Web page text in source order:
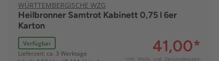
WÜRTTEMBERGISCHE WZG
Heilbronner Samtrot Kabinett 0,75 l 6er
Karton
Verfügbar
Lieferzeit: ca. 3 Werktage
41,00*
inkl. MwSt. zzgl. Versandkosten: